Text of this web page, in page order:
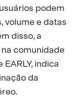
podem
volume e datas
disso, a
comunidade
indica
da